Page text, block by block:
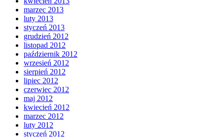
marzec 2013
luty 2013
styczeń 2013
grudzień 2012
listopad 2012
październik 2012
wrzesień 2012
sierpień 2012
lipiec 2012
czerwiec 2012
maj 2012
kwiecień 2012
marzec 2012
luty 2012
styczeń 2012